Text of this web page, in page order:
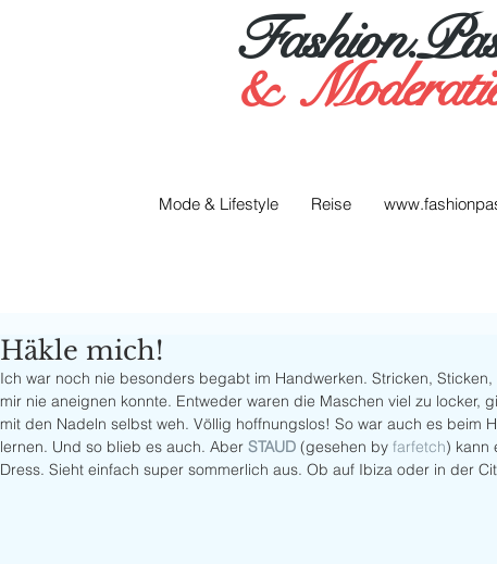
&
Mode & Lifestyle Reise
Häkle mich!
Ich war noch nie besonders begabt im Handwerken. Stricken,
mir nie aneignen konnte. Entweder waren die Maschen viel zu locker,
mit den Nadeln selbst weh. Völlig hoffnungslos! So war auch es beim
lernen. Und so blieb es auch. Aber STAUD (gesehen by farfetch) kann
Dress. Sieht einfach super sommerlich aus. Ob auf Ibiza oder in der